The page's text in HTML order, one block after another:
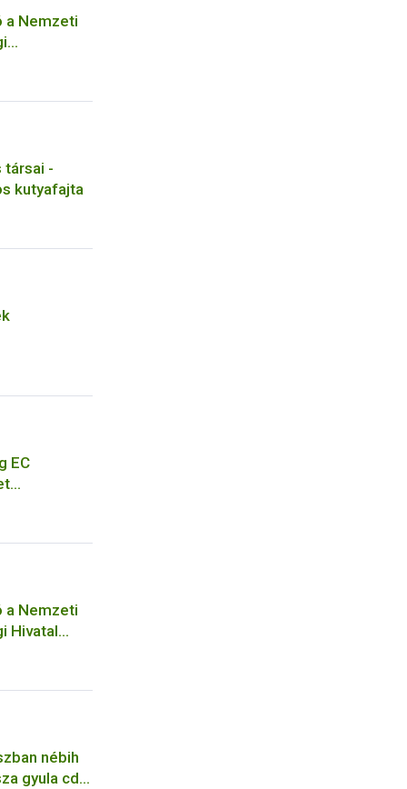
a Nemzeti
társai -
kutyafajta
EC
of EC
for a
a Nemzeti
Hivatal
nébih
gyula cdc